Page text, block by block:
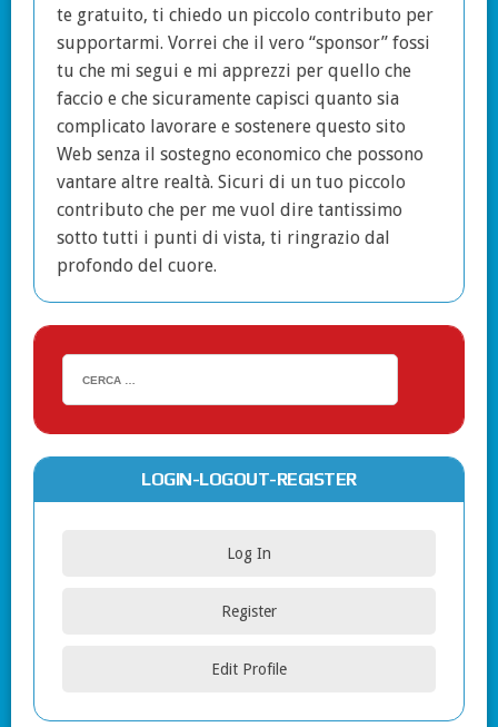
te gratuito, ti chiedo un piccolo contributo per
supportarmi. Vorrei che il vero “sponsor” fossi
tu che mi segui e mi apprezzi per quello che
faccio e che sicuramente capisci quanto sia
complicato lavorare e sostenere questo sito
Web senza il sostegno economico che possono
vantare altre realtà. Sicuri di un tuo piccolo
contributo che per me vuol dire tantissimo
sotto tutti i punti di vista, ti ringrazio dal
profondo del cuore.
LOGIN-LOGOUT-REGISTER
Log In
Register
Edit Profile